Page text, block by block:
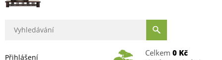
Přihlášení
Celkem 0 Kč